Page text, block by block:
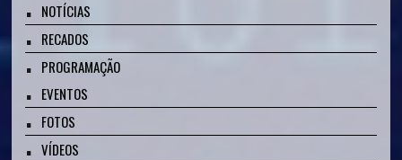
NOTÍCIAS
RECADOS
PROGRAMAÇÃO
EVENTOS
FOTOS
VÍDEOS